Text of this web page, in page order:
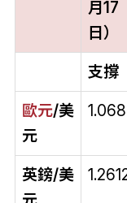
月17
日）
支撐
歐元/美
元
英鎊/美